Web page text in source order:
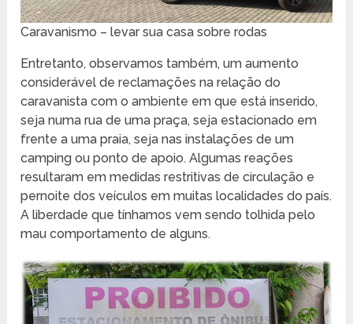
Caravanismo – levar sua casa sobre rodas
Entretanto, observamos também, um aumento
considerável de reclamações na relação do
caravanista com o ambiente em que está inserido,
seja numa rua de uma praça, seja estacionado em
frente a uma praia, seja nas instalações de um
camping ou ponto de apoio. Algumas reações
resultaram em medidas restritivas de circulação e
pernoite dos veículos em muitas localidades do país.
A liberdade que tínhamos vem sendo tolhida pelo
mau comportamento de alguns.